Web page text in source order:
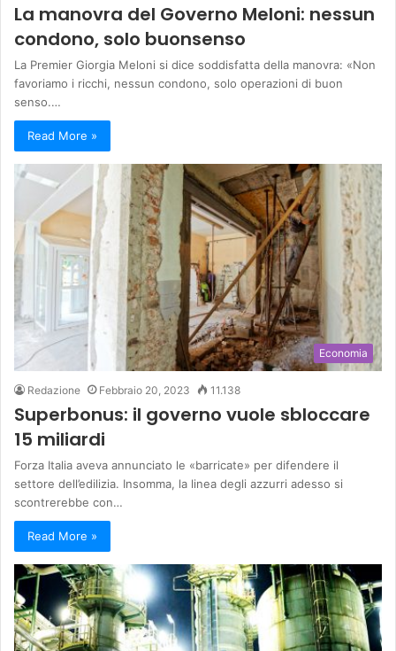
La manovra del Governo Meloni: nessun
condono, solo buonsenso
La Premier Giorgia Meloni si dice soddisfatta della manovra: «Non
favoriamo i ricchi, nessun condono, solo operazioni di buon
senso.…
Read More »
Economia
Redazione Febbraio 20, 2023 11.138
Superbonus: il governo vuole sbloccare
15 miliardi
Forza Italia aveva annunciato le «barricate» per difendere il
settore dell’edilizia. Insomma, la linea degli azzurri adesso si
scontrerebbe con…
Read More »